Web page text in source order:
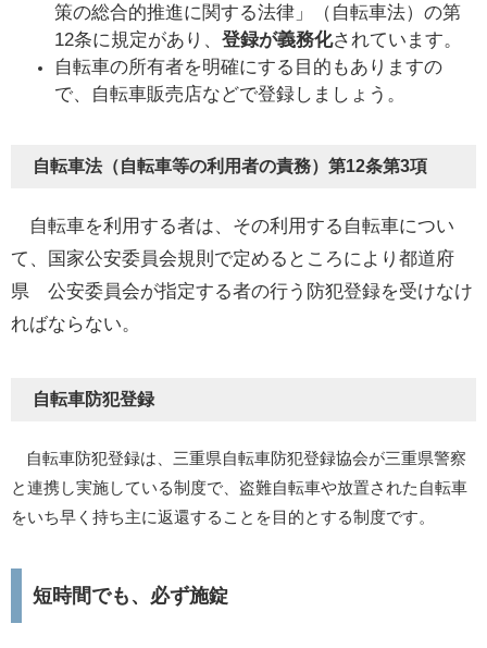
策の総合的推進に関する法律」（自転車法）の第
12条に規定があり、 登録が義務化されています。
自転車の所有者を明確にする目的もありますの
で、自転車販売店などで登録しましょう。
自転車法（自転車等の利用者の責務）第12条第3項
自転車を利用する者は、その利用する自転車につい
て、国家公安委員会規則で定めるところにより都道府
県 公安委員会が指定する者の行う防犯登録を受けなけ
ればならない。
自転車防犯登録
自転車防犯登録は、三重県自転車防犯登録協会が三重県警察
と連携し実施している制度で、盗難自転車や放置された自転車
をいち早く持ち主に返還することを目的とする制度です。
短時間でも、必ず施錠